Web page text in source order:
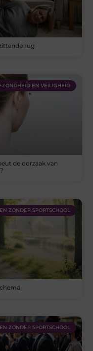
rug
EN VEILIGHEID
de oorzaak van
ZONDER SPORTSCHOOL
ZONDER SPORTSCHOOL